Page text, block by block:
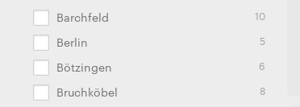
Barchfeld 10
Berlin 5
Bötzingen 6
Bruchköbel 8